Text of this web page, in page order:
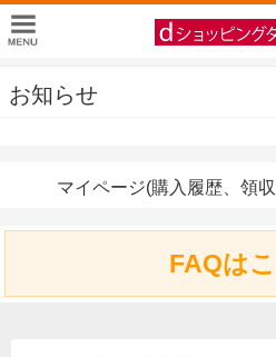
お知らせ
マイページ(購入履歴、領
FAQは